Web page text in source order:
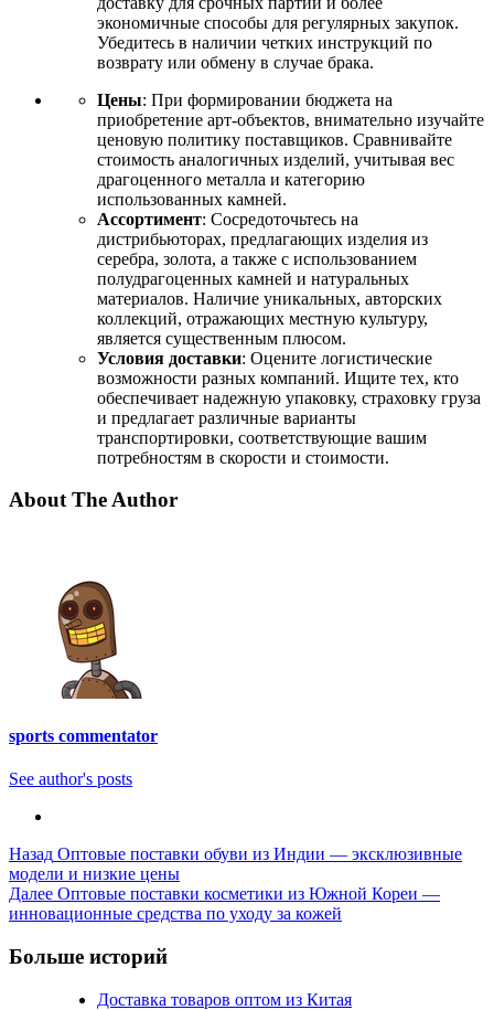
экономичные способы для регулярных закупок.
Убедитесь в наличии четких инструкций по
возврату или обмену в случае брака.
Цены: При формировании бюджета на
приобретение арт-объектов, внимательно изучайте
ценовую политику поставщиков. Сравнивайте
стоимость аналогичных изделий, учитывая вес
драгоценного металла и категорию
использованных камней.
Ассортимент: Сосредоточьтесь на
дистрибьюторах, предлагающих изделия из
серебра, золота, а также с использованием
полудрагоценных камней и натуральных
материалов. Наличие уникальных, авторских
коллекций, отражающих местную культуру,
является существенным плюсом.
Условия доставки: Оцените логистические
возможности разных компаний. Ищите тех, кто
обеспечивает надежную упаковку, страховку груза
и предлагает различные варианты
транспортировки, соответствующие вашим
потребностям в скорости и стоимости.
About The Author
sports commentator
See author's posts
Post
Navigation
Назад Оптовые поставки обуви из Индии — эксклюзивные
модели и низкие цены
Далее Оптовые поставки косметики из Южной Кореи —
инновационные средства по уходу за кожей
Больше историй
Доставка товаров оптом из Китая